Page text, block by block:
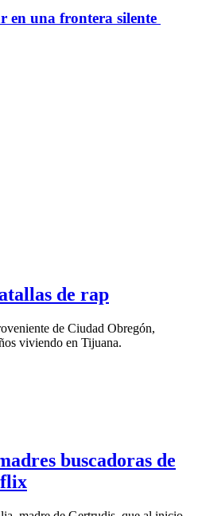
en una frontera silente
de rap
de Ciudad Obregón,
viviendo en Tijuana.
buscadoras de